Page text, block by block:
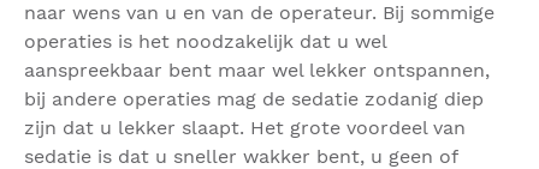
naar wens van u en van de operateur. Bij sommige
operaties is het noodzakelijk dat u wel
aanspreekbaar bent maar wel lekker ontspannen,
bij andere operaties mag de sedatie zodanig diep
zijn dat u lekker slaapt. Het grote voordeel van
sedatie is dat u sneller wakker bent, u geen of